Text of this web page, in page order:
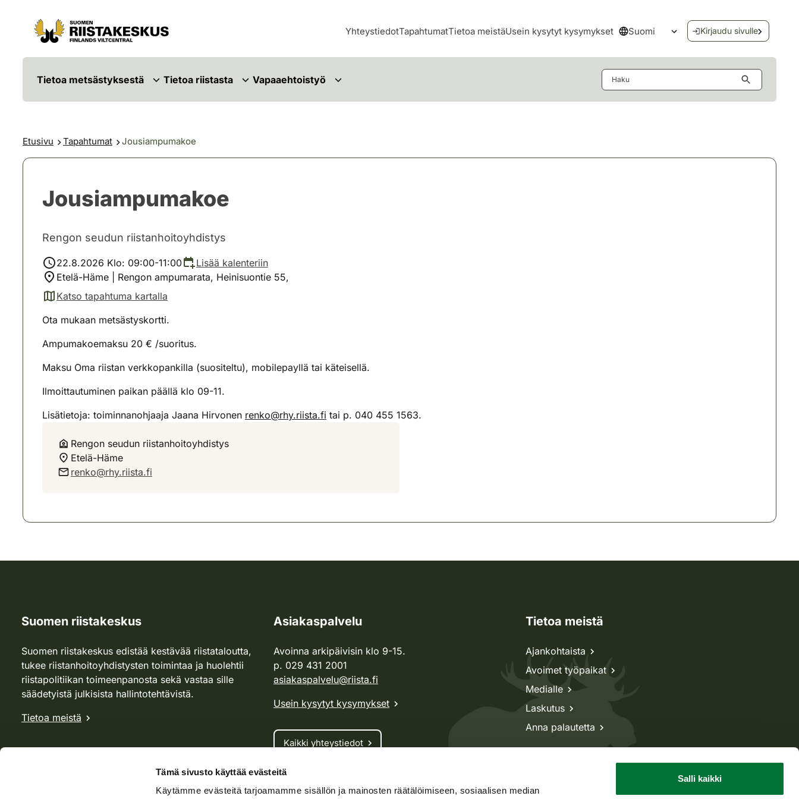
Tämä sivusto käyttää evästeitä
Käytämme evästeitä tarjoamamme sisällön ja mainosten räätälöimiseen, sosiaalisen median
Salli kaikki
Siirry sisältöön
Siirry sivustokarttaan
YhteystiedotTapahtumatTietoa meistäUsein kysytyt kysymykset Suomi
Avaa kielivalikko
Kirjaudu sivulle
Tietoa metsästyksestä Tietoa riistasta Vapaaehtoistyö
Etusivu Tapahtumat Jousiampumakoe
Jousiampumakoe
Rengon seudun riistanhoitoyhdistys
22.8.2026 Klo: 09:00-11:00
Lisää kalenteriin
Etelä-Häme | Rengon ampumarata, Heinisuontie 55,
Katso tapahtuma kartalla
(avautuu uuteen välilehteen)
Ota mukaan metsästyskortti.
Ampumakoemaksu 20 € /suoritus.
Maksu Oma riistan verkkopankilla (suositeltu), mobilepayllä tai käteisellä.
Ilmoittautuminen paikan päällä klo 09-11.
Lisätietoja: toiminnanohjaaja Jaana Hirvonen renko@rhy.riista.fi tai p. 040 455 1563.
Rengon seudun riistanhoitoyhdistys
Etelä-Häme
renko@rhy.riista.fi
Suomen riistakeskus
Suomen riistakeskus edistää kestävää riistataloutta,
tukee riistanhoitoyhdistysten toimintaa ja huolehtii
riistapolitiikan toimeenpanosta sekä vastaa sille
säädetyistä julkisista hallintotehtävistä.
Tietoa meistä
Asiakaspalvelu
Avoinna arkipäivisin klo 9-15.
p. 029 431 2001
asiakaspalvelu@riista.fi
Usein kysytyt kysymykset
Kaikki yhteystiedot
Metsästyskortti-asiat
Tietoa meistä
Ajankohtaista
Avoimet työpaikat
Medialle
Laskutus
Anna palautetta